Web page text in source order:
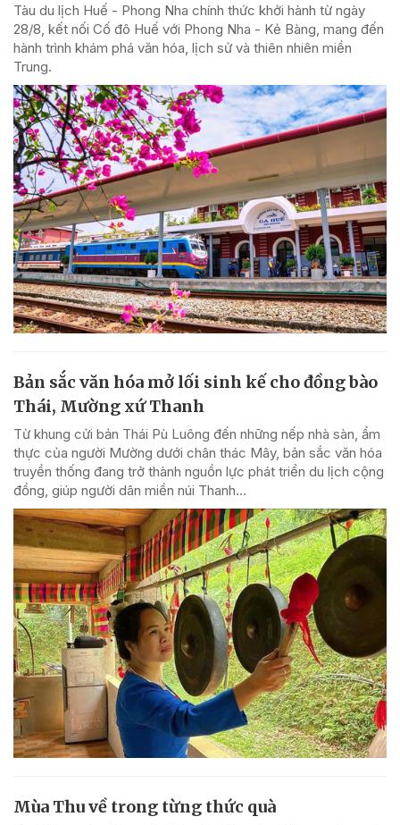
Tàu du lịch Huế - Phong Nha chính thức khởi hành từ ngày
28/8, kết nối Cố đô Huế với Phong Nha - Kẻ Bàng, mang đến
hành trình khám phá văn hóa, lịch sử và thiên nhiên miền
Trung.
Bản sắc văn hóa mở lối sinh kế cho đồng bào
Thái, Mường xứ Thanh
Từ khung cửi bản Thái Pù Luông đến những nếp nhà sàn, ẩm
thực của người Mường dưới chân thác Mây, bản sắc văn hóa
truyền thống đang trở thành nguồn lực phát triển du lịch cộng
đồng, giúp người dân miền núi Thanh...
Mùa Thu về trong từng thức quà